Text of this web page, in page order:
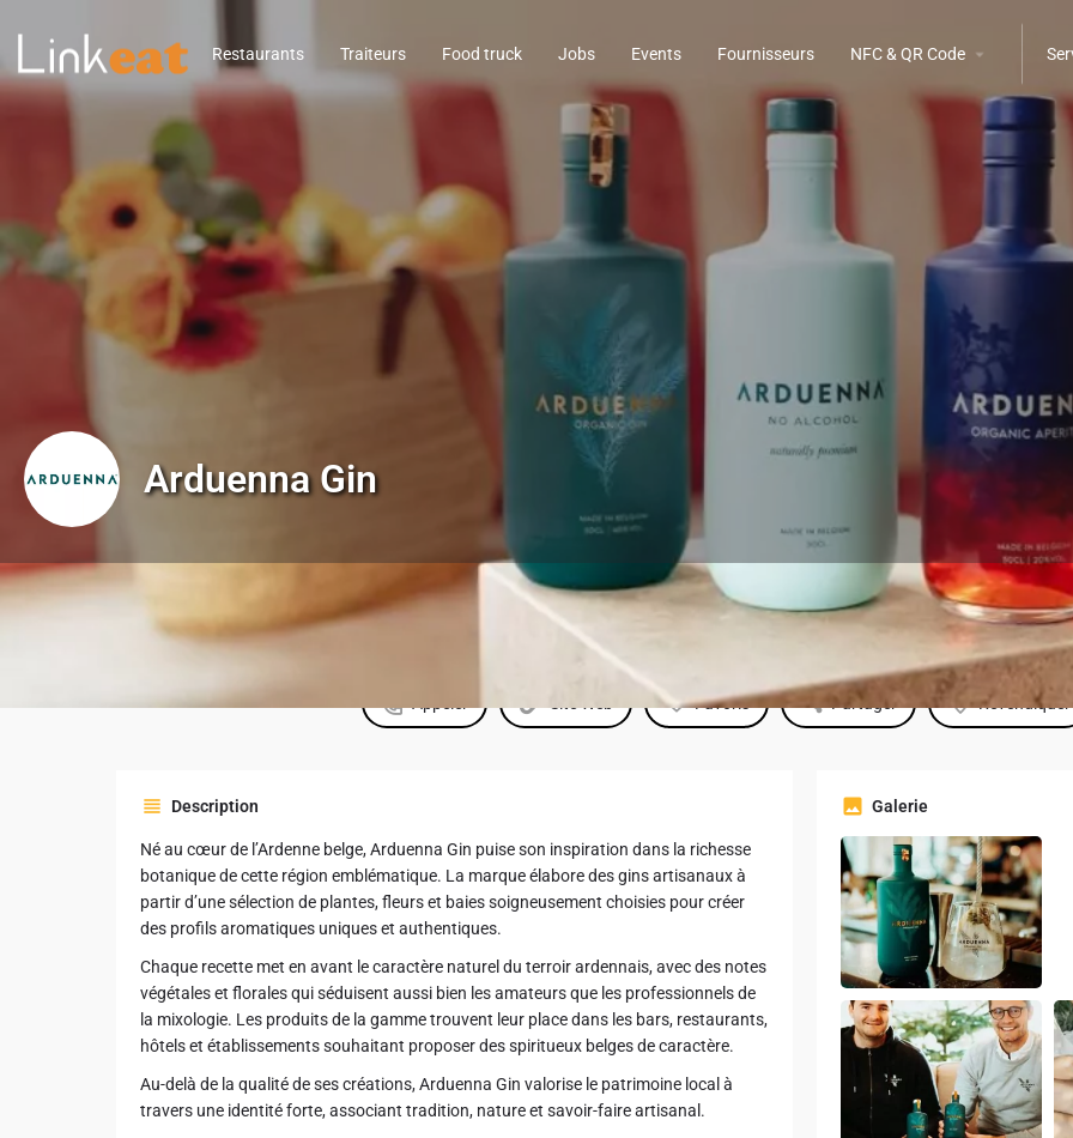
Restaurants Traiteurs Food truck Jobs Events Fournisseurs NFC & QR Code
Arduenna Gin
Profile
Favoris Partager Revendiquer
Description
Né au cœur de l’Ardenne belge, Arduenna Gin puise son inspiration dans la richesse
botanique de cette région emblématique. La marque élabore des gins artisanaux à
partir d’une sélection de plantes, fleurs et baies soigneusement choisies pour créer
des profils aromatiques uniques et authentiques.
Chaque recette met en avant le caractère naturel du terroir ardennais, avec des notes
végétales et florales qui séduisent aussi bien les amateurs que les professionnels de
la mixologie. Les produits de la gamme trouvent leur place dans les bars, restaurants,
hôtels et établissements souhaitant proposer des spiritueux belges de caractère.
Au-delà de la qualité de ses créations, Arduenna Gin valorise le patrimoine local à
travers une identité forte, associant tradition, nature et savoir-faire artisanal.
Galerie